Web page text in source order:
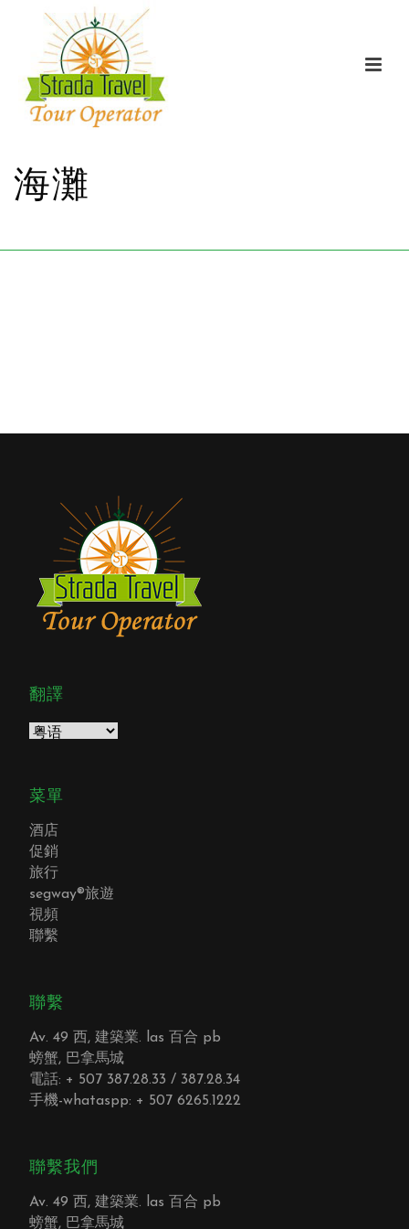
海灘
翻譯
菜單
酒店
促銷
旅行
segway®旅遊
視頻
聯繫
聯繫
Av. 49 西, 建築業. las 百合 pb
螃蟹, 巴拿馬城
電話: + 507 387.28.33 / 387.28.34
手機-whataspp: + 507 6265.1222
聯繫我們
Av. 49 西, 建築業. las 百合 pb
螃蟹, 巴拿馬城